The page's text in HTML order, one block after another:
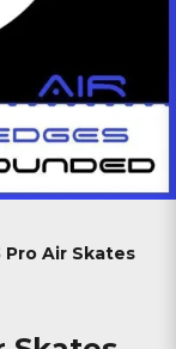
Air Skates